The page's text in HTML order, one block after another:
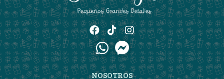
NOSOTROS